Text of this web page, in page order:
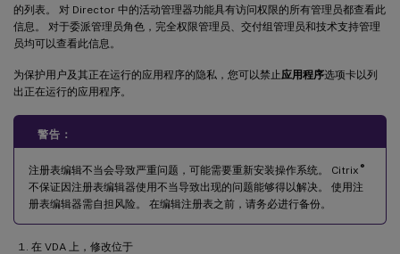
的列表。 对 Director 中的活动管理器功能具有访问权限的所有管理员都查看此
信息。 对于委派管理员角色，完全权限管理员、交付组管理员和技术支持管理
员均可以查看此信息。
为保护用户及其正在运行的应用程序的隐私，您可以禁止应用程序选项卡以列
出正在运行的应用程序。
警告：
注册表编辑不当会导致严重问题，可能需要重新安装操作系统。 Citrix ®
不保证因注册表编辑器使用不当导致出现的问题能够得以解决。 使用注
册表编辑器需自担风险。 在编辑注册表之前，请务必进行备份。
在 VDA 上，修改位于